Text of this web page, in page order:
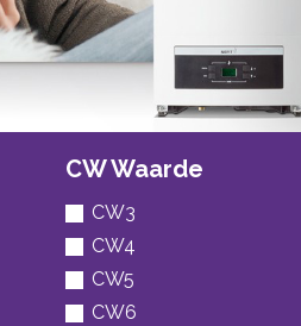
CW Waarde
CW3
CW4
CW5
CW6